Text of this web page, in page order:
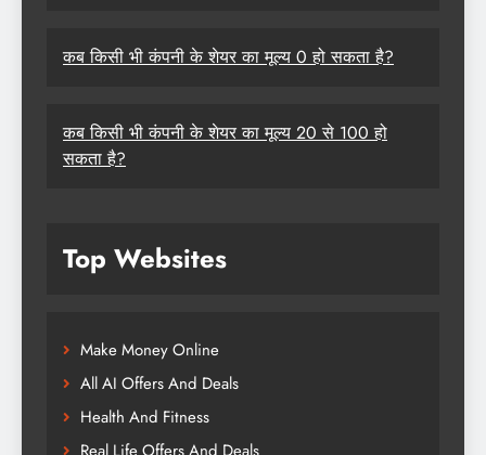
कब किसी भी कंपनी के शेयर का मूल्य 0 हो सकता है?
कब किसी भी कंपनी के शेयर का मूल्य 20 से 100 हो
सकता है?
Top Websites
Make Money Online
All AI Offers And Deals
Health And Fitness